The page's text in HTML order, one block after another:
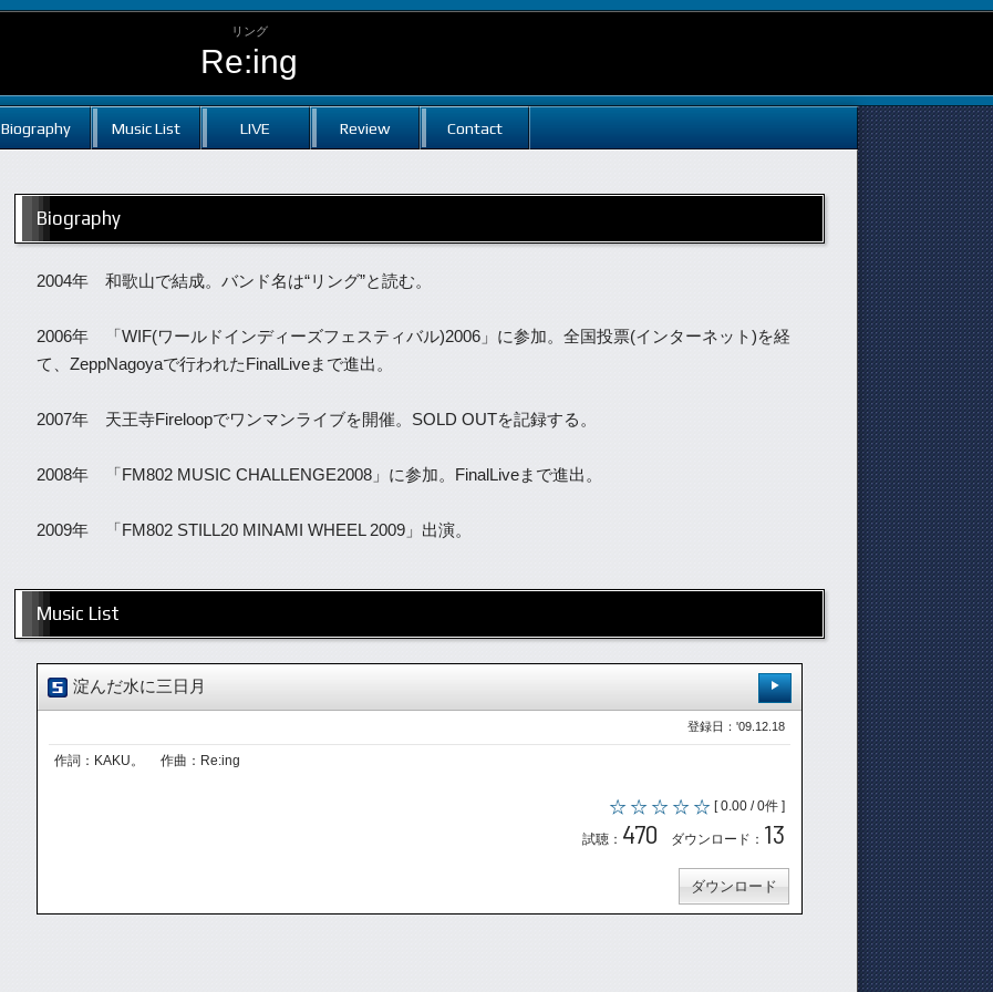
リング
Re:ing
Biography Music List LIVE Review Contact
Biography
2004年 和歌山で結成。バンド名は“リング”と読む。
2006年 「WIF(ワールドインディーズフェスティバル)2006」に参加。全国投票(インターネット)を経
て、ZeppNagoyaで行われたFinalLiveまで進出。
2007年 天王寺Fireloopでワンマンライブを開催。SOLD OUTを記録する。
2008年 「FM802 MUSIC CHALLENGE2008」に参加。FinalLiveまで進出。
2009年 「FM802 STILL20 MINAMI WHEEL 2009」出演。
Music List
淀んだ水に三日月
登録日：'09.12.18
作詞：KAKU。 作曲：Re:ing
[ 0.00 / 0件 ]
試聴： 470 ダウンロード： 13
ダウンロード